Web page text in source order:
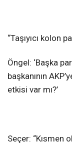
“Taşıyıcı kolon
Öngel: ‘Başka
başkanının
etkisi var mı?’
Seçer: “Kısmen